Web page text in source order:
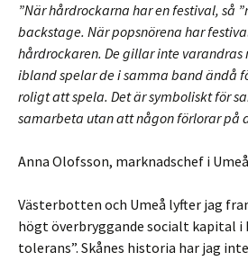
”När hårdrockarna har en festival, så
backstage. När popsnörena har
hårdrockaren. De gillar inte varandras
ibland spelar de i samma band ändå
roligt att spela. Det är symboliskt för
samarbeta utan att någon förlorar på
Anna Olofsson, marknadschef i
Västerbotten och Umeå lyfter jag
högt överbryggande socialt kapital i
tolerans”. Skånes historia har jag